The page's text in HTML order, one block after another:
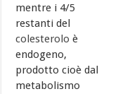
mentre i 4/5
restanti del
colesterolo è
endogeno,
prodotto cioè dal
metabolismo